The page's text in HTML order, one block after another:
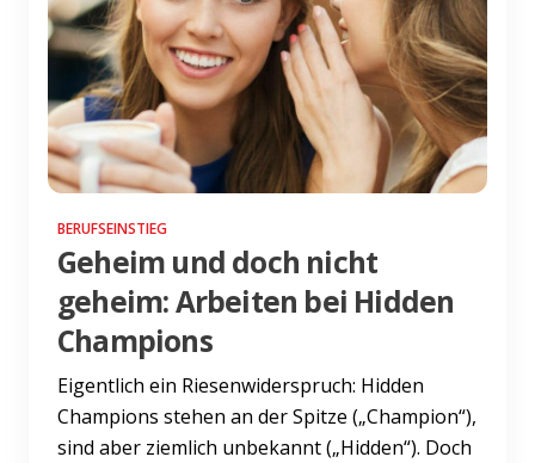
BERUFSEINSTIEG
Geheim und doch nicht
geheim: Arbeiten bei Hidden
Champions
Eigentlich ein Riesenwiderspruch: Hidden
Champions stehen an der Spitze („Champion“),
sind aber ziemlich unbekannt („Hidden“). Doch